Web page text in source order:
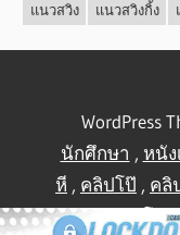
แนวสวิง
แนวสวิงกิ้ง
WordPress
นักศึกษา , หนั
หี , คลิปโป๊ , คลิ
บ้าน ,คลิปโป้ ,